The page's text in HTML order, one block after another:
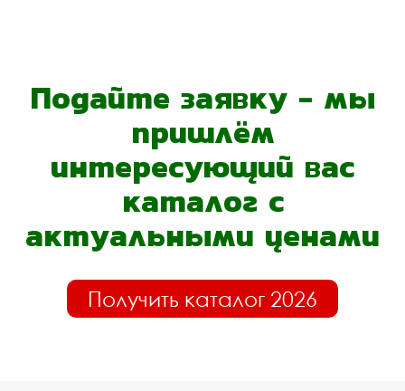
Подайте заявку - мы
пришлём
интересующий вас
каталог с
актуальными ценами
Получить каталог 2026